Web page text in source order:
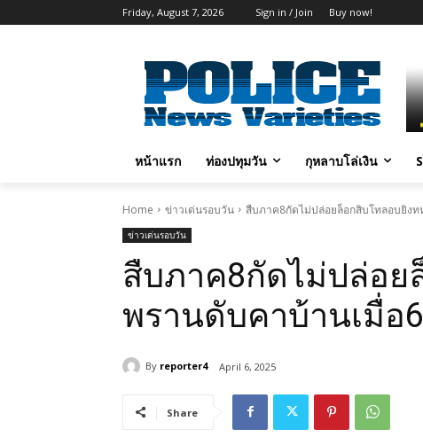
Friday, August 7, 2026 Sign in / Join Buy now!
หน้าแรก ท่องปทุมวัน กุหลาบโล่เงิน
Home ข่าวเด่นรอบวัน สืบภาค8กัดไม่ปล่อยล็อกสิบโทลอบยิง
ข่าวเด่นรอบวัน
สืบภาค8กัดไม่ปล่อย
พรานดับคาบ้านเมื่อ
By reporter4 April 6, 2025
Share